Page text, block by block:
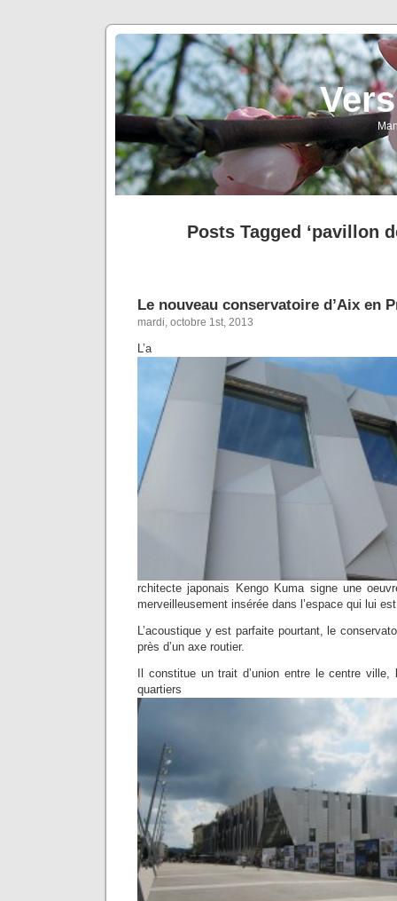
Posts Tagged ‘pavillon
Le nouveau conservatoire d’Aix en
mardi, octobre 1st, 2013
L’a
rchitecte japonais Kengo Kuma signe une
merveilleusement insérée dans l’espace qui lui
L’acoustique y est parfaite pourtant, le
près d’un axe routier.
Il constitue un trait d’union entre le centre
quartiers